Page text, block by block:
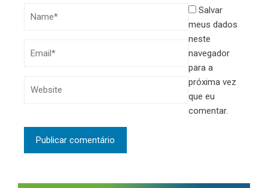
Salvar
meus dados
neste
navegador
para a
próxima vez
que eu
comentar.